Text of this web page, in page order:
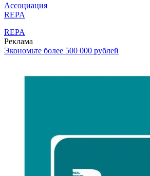
Ассоциация
REPA
REPA
Реклама
Экономьте более 500 000 рублей